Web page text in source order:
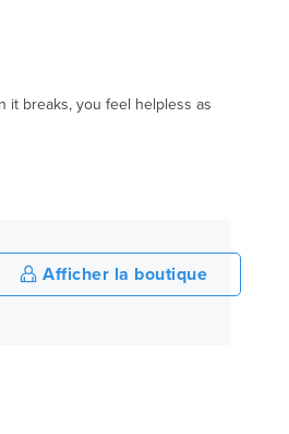
it breaks, you feel helpless as
Afficher la boutique